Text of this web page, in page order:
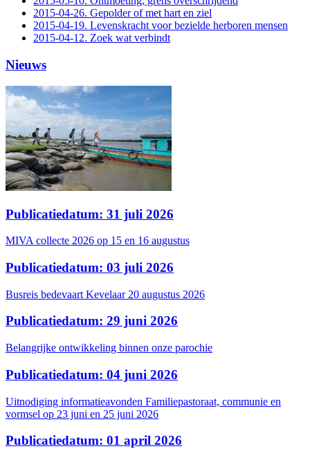
2015-04-26. Gepolder of met hart en ziel
2015-04-19. Levenskracht voor bezielde herboren mensen
2015-04-12. Zoek wat verbindt
Nieuws
Publicatiedatum: 31 juli 2026
MIVA collecte 2026 op 15 en 16 augustus
Publicatiedatum: 03 juli 2026
Busreis bedevaart Kevelaar 20 augustus 2026
Publicatiedatum: 29 juni 2026
Belangrijke ontwikkeling binnen onze parochie
Publicatiedatum: 04 juni 2026
Uitnodiging informatieavonden Familiepastoraat, communie en
vormsel op 23 juni en 25 juni 2026
Publicatiedatum: 01 april 2026